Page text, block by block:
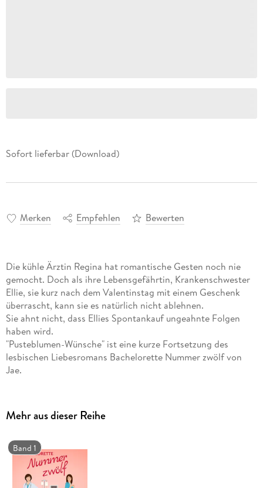
Sofort lieferbar (Download)
Merken Empfehlen Bewerten
Die kühle Ärztin Regina hat romantische Gesten noch nie
gemocht. Doch als ihre Lebensgefährtin, Krankenschwester
Ellie, sie kurz nach dem Valentinstag mit einem Geschenk
überrascht, kann sie es natürlich nicht ablehnen.
Sie ahnt nicht, dass Ellies Spontankauf ungeahnte Folgen
haben wird.
"Pusteblumen-Wünsche" ist eine kurze Fortsetzung des
lesbischen Liebesromans Bachelorette Nummer zwölf von
Jae.
Mehr aus dieser Reihe
Band 1